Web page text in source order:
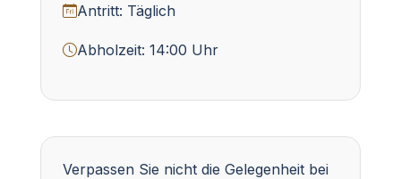
Antritt: Täglich
Abholzeit: 14:00 Uhr
Verpassen Sie nicht die Gelegenheit bei